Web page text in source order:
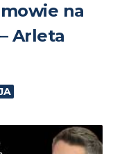
na
Arleta